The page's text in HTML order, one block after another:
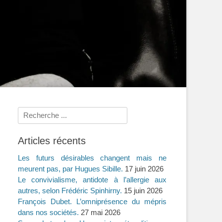
Rechercher :
Articles récents
Les futurs désirables changent mais ne
meurent pas, par Hugues Sibille. 17 juin 2026
Le convivialisme, antidote à l’allergie aux
autres, selon Frédéric Spinhirny. 15 juin 2026
François Dubet. L’omniprésence du mépris
dans nos sociétés. 27 mai 2026